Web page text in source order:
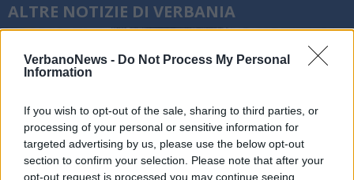
VerbanoNews - Do Not Process My Personal
Information
If you wish to opt-out of the sale, sharing to third parties, or
processing of your personal or sensitive information for
targeted advertising by us, please use the below opt-out
section to confirm your selection. Please note that after your
opt-out request is processed you may continue seeing
ALTRE NOTIZIE DI VERBANIA